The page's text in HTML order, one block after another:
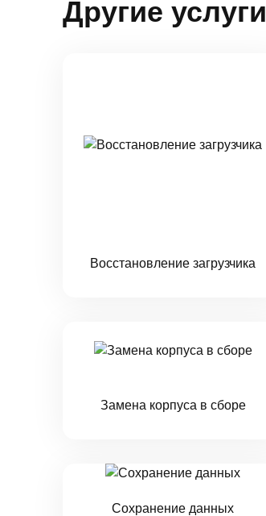
Другие услуги
Восстановление загрузчика
Замена корпуса в сборе
Сохранение данных